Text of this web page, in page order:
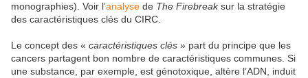
monographies). Voir l’analyse de The Firebreaksur la stratégie
des caractéristiques clés du CIRC.
Le concept des « caractéristiques clés » part du principe que les
cancers partagent bon nombre de caractéristiques communes. Si
une substance, par exemple, est génotoxique, altère l’ADN, induit